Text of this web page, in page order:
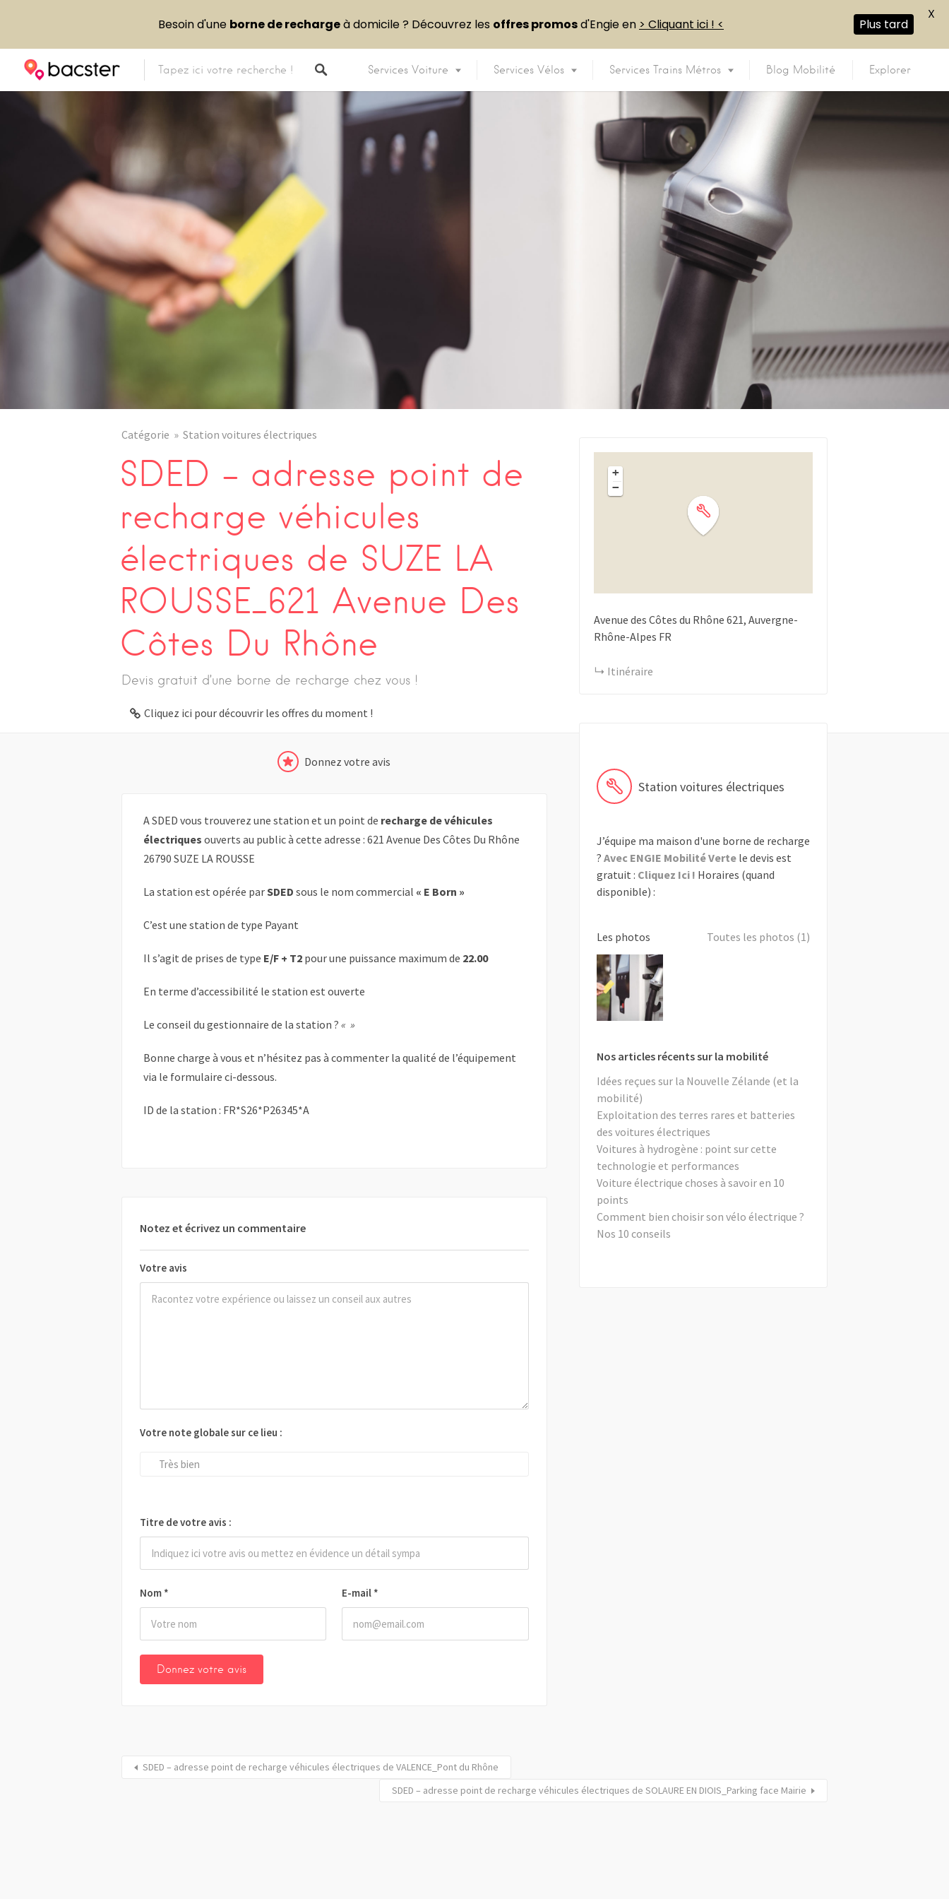
Services Voiture Services Vélos Services Trains Métros Blog Mobilité Explorer
Catégorie Station voitures électriques
SDED – adresse point de
recharge véhicules
électriques de SUZE LA
ROUSSE_621 Avenue Des
Côtes Du Rhône
Devis gratuit d’une borne de recharge chez vous !
Cliquez ici pour découvrir les offres du moment !
Donnez votre avis
A SDED vous trouverez une station et un point de recharge de véhicules
électriques ouverts au public à cette adresse : 621 Avenue Des Côtes Du Rhône
26790 SUZE LA ROUSSE
La station est opérée parSDED sous le nom commercial « E Born »
C’est une station de type Payant
Il s’agit de prises de type E/F + T2 pour une puissance maximum de 22.00
En terme d’accessibilité le station est ouverte
Le conseil du gestionnaire de la station ? « »
Bonne charge à vous et n’hésitez pas à commenter la qualité de l’équipement
via le formulaire ci-dessous.
ID de la station : FR*S26*P26345*A
Notez et écrivez un commentaire
Votre avis
Nom * E-mail *
Votre note globale sur ce lieu :
Très bien
Titre de votre avis :
+
−
Avenue des Côtes du Rhône 621 Auvergne-
Rhône-Alpes FR
Itinéraire
Station voitures électriques
J’équipe ma maison d'une borne de recharge
? Avec ENGIE Mobilité Vertele devis est
gratuit : Cliquez Ici ! Horaires (quand
disponible) :
Les photos Toutes les photos (1)
Nos articles récents sur la mobilité
Idées reçues sur la Nouvelle Zélande (et la
mobilité)
Exploitation des terres rares et batteries
des voitures électriques
Voitures à hydrogène : point sur cette
technologie et performances
Voiture électrique choses à savoir en 10
points
Comment bien choisir son vélo électrique ?
Nos 10 conseils
SDED – adresse point de recharge véhicules électriques de VALENCE_Pont du Rhône
SDED – adresse point de recharge véhicules électriques de SOLAURE EN DIOIS_Parking face Mairie
Besoin d'une borne de rechargeà domicile ? Découvrez les offres promosd'Engie en > Cliquant ici ! < Plus tard
X